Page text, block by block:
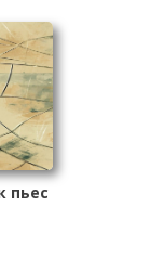
пьес